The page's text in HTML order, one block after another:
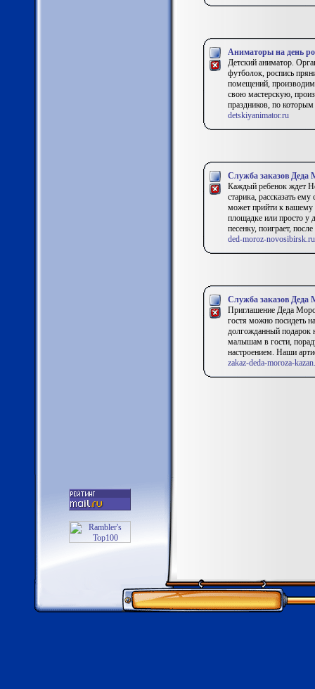
Аниматоры на день
Детский аниматор.
футболок, роспись
помещений,
свою мастерскую,
праздников, по
detskiyanimator.ru
Служба заказов Деда
Каждый ребенок ждет
старика, рассказать
может прийти к вашему
площадке или просто у
песенку, поиграет,
ded-moroz-novosibirsk.ru
Служба заказов Деда
Приглашение Деда
гостя можно посидеть
долгожданный подарок
малышам в гости,
настроением. Наши
zakaz-deda-moroza-